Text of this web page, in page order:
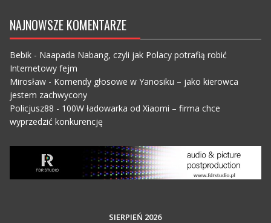
NAJNOWSZE KOMENTARZE
Bebik- Naapada Nabang, czyli jak Polacy potrafią robić
Internetowy fejm
Mirosław- Komendy głosowe w Yanosiku – jako kierowca
jestem zachwycony
Policjusz88 - 100W ładowarka od Xiaomi – firma chce
wyprzedzić konkurencję
SIERPIEŃ 2026